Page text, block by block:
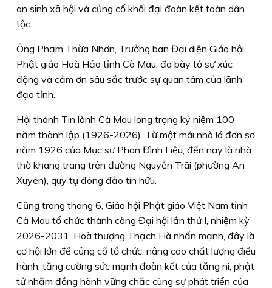
an sinh xã hội và củng cố khối đại đoàn kết toàn dân
tộc.
Ông Phạm Thừa Nhơn, Trưởng ban Đại diện Giáo hội
Phật giáo Hoà Hảo tỉnh Cà Mau, đã bày tỏ sự xúc
động và cảm ơn sâu sắc trước sự quan tâm của lãnh
đạo tỉnh.
Hội thánh Tin lành Cà Mau long trọng kỷ niệm 100
năm thành lập (1926-2026). Từ một mái nhà lá đơn sơ
năm 1926 của Mục sư Phan Đình Liệu, đến nay là nhà
thờ khang trang trên đường Nguyễn Trãi (phường An
Xuyên), quy tụ đông đảo tín hữu.
Cũng trong tháng 6, Giáo hội Phật giáo Việt Nam tỉnh
Cà Mau tổ chức thành công Đại hội lần thứ I, nhiệm kỳ
2026-2031. Hoà thượng Thạch Hà nhấn mạnh, đây là
cơ hội lớn để củng cố tổ chức, nâng cao chất lượng điều
hành, tăng cường sức mạnh đoàn kết của tăng ni, phật
tử nhằm đồng hành vững chắc cùng sự phát triển của